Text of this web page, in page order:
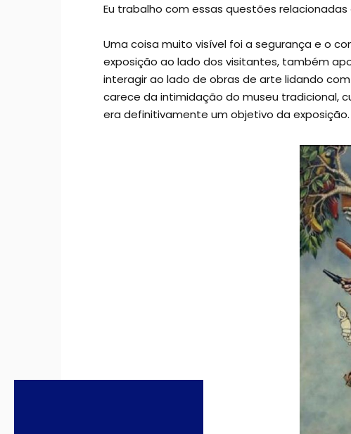
Eu trabalho com essas questões
Uma coisa muito visível foi a segurança e o
exposição ao lado dos visitantes, também
interagir ao lado de obras de arte lidando
carece da intimidação do museu tradicional,
era definitivamente um objetivo da exposição.